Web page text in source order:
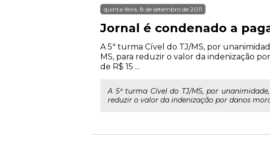
quinta-feira, 8 de setembro de 2011
Jornal é condenado a
A 5ª turma Cível do TJ/MS, por
MS, para reduzir o valor da indenização
de R$ 15 ...
A 5ª turma Cível do TJ/MS, por
reduzir o valor da indenização por danos